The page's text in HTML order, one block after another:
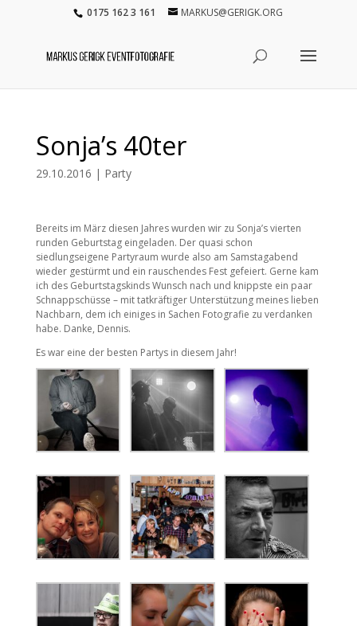
0175 162 3 161 MARKUS@GERIGK.ORG
Sonja’s 40ter
29.10.2016 | Party
Bereits im März diesen Jahres wurden wir zu Sonja’s vierten
runden Geburtstag eingeladen. Der quasi schon
siedlungseigene Partyraum wurde also am Samstagabend
wieder gestürmt und ein rauschendes Fest gefeiert. Gerne kam
ich des Geburtstagskinds Wunsch nach und knippste ein paar
Schnappschüsse – mit tatkräftiger Unterstützung meines lieben
Nachbarn, dem ich einiges in Sachen Fotografie zu verdanken
habe. Danke, Dennis.
Es war eine der besten Partys in diesem Jahr!